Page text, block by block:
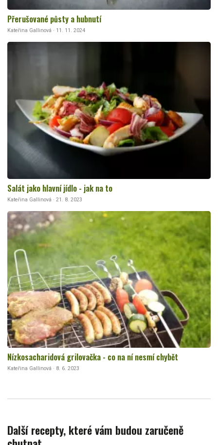
Přerušované půsty a hubnutí
Kateřina Gallinová · 11. 11. 2024
Salát jako hlavní jídlo - jak na to
Kateřina Gallinová · 21. 8. 2023
Nízkosacharidová grilovačka - co na ní nesmí chybět
Kateřina Gallinová · 8. 6. 2023
Další recepty, které vám budou zaručeně